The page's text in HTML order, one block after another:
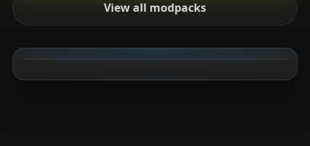
Login
View all modpacks